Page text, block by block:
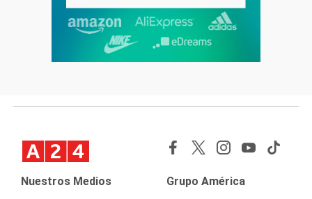
Nuestros Medios Grupo América